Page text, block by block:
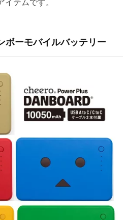
テムです。
ボーモバイルバッテリー